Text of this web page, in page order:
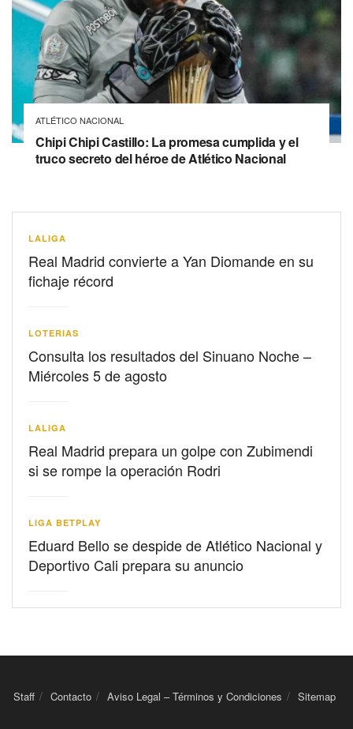
ATLÉTICO NACIONAL
Chipi Chipi Castillo: La promesa cumplida y el
truco secreto del héroe de Atlético Nacional
LALIGA
Real Madrid convierte a Yan Diomande en su
fichaje récord
LOTERIAS
Consulta los resultados del Sinuano Noche –
Miércoles 5 de agosto
LALIGA
Real Madrid prepara un golpe con Zubimendi
si se rompe la operación Rodri
LIGA BETPLAY
Eduard Bello se despide de Atlético Nacional y
Deportivo Cali prepara su anuncio
Staff Contacto Aviso Legal – Términos y Condiciones Sitemap